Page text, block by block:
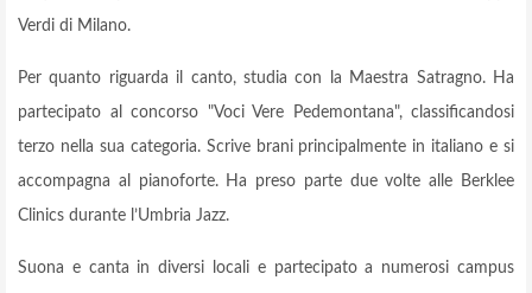
Verdi di Milano.
Per quanto riguarda il canto, studia con la Maestra Satragno. Ha
partecipato al concorso "Voci Vere Pedemontana", classificandosi
terzo nella sua categoria. Scrive brani principalmente in italiano e si
accompagna al pianoforte. Ha preso parte due volte alle Berklee
Clinics durante l’Umbria Jazz.
Suona e canta in diversi locali e partecipato a numerosi campus